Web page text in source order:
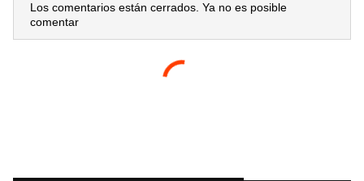
Los comentarios están cerrados. Ya no es posible
comentar